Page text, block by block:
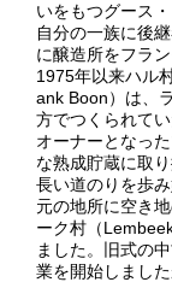
いをもつグース
自分の一族に後
に醸造所をフラ
1975年以来ハル
ank Boon）は、
方でつくられて
オーナーとなっ
な熟成貯蔵に取
長い道のりを歩み
元の地所に空き
ーク村（
ました。旧式の
業を開始しまし